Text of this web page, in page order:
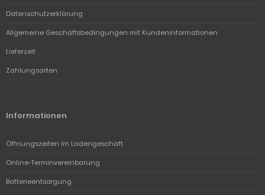
Datenschutzerklärung
Allgemeine Geschäftsbedingungen mit Kundeninformationen
Lieferzeit
Zahlungsarten
Informationen
Öffnungszeiten im Ladengeschäft
Online-Terminvereinbarung
Batterieentsorgung